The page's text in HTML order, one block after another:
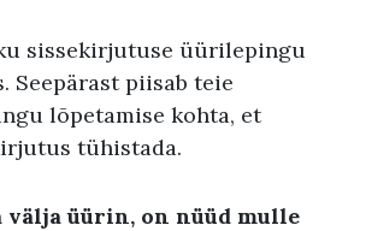
sissekirjutuse üürilepingu
Seepärast piisab teie
lõpetamise kohta, et
tühistada.
üürin, on nüüd mulle